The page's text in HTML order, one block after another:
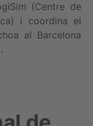
(Centre de
i coordina el
al Barcelona